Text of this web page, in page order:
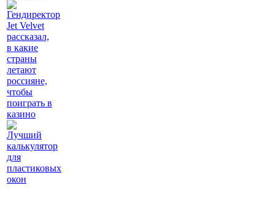
Гендиректор
Jet Velvet
рассказал,
в какие
страны
летают
россияне,
чтобы
поиграть в
казино
Лучший
калькулятор
для
пластиковых
окон